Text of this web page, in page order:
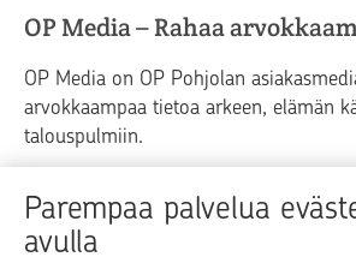
Parempaa palvelua
avulla
OP Media – Rahaa
OP Media on OP Pohjolan
arvokkaampaa tietoa arkeen, elämän
talouspulmiin.
Raha Elämä
Blogit ja puheenvuorot